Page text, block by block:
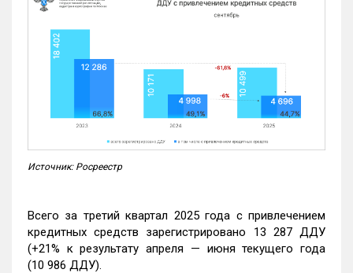
Источник: Росреестр
Всего за третий квартал 2025 года с привлечением
кредитных средств зарегистрировано 13 287 ДДУ
(+21% к результату апреля — июня текущего года
(10 986 ДДУ).